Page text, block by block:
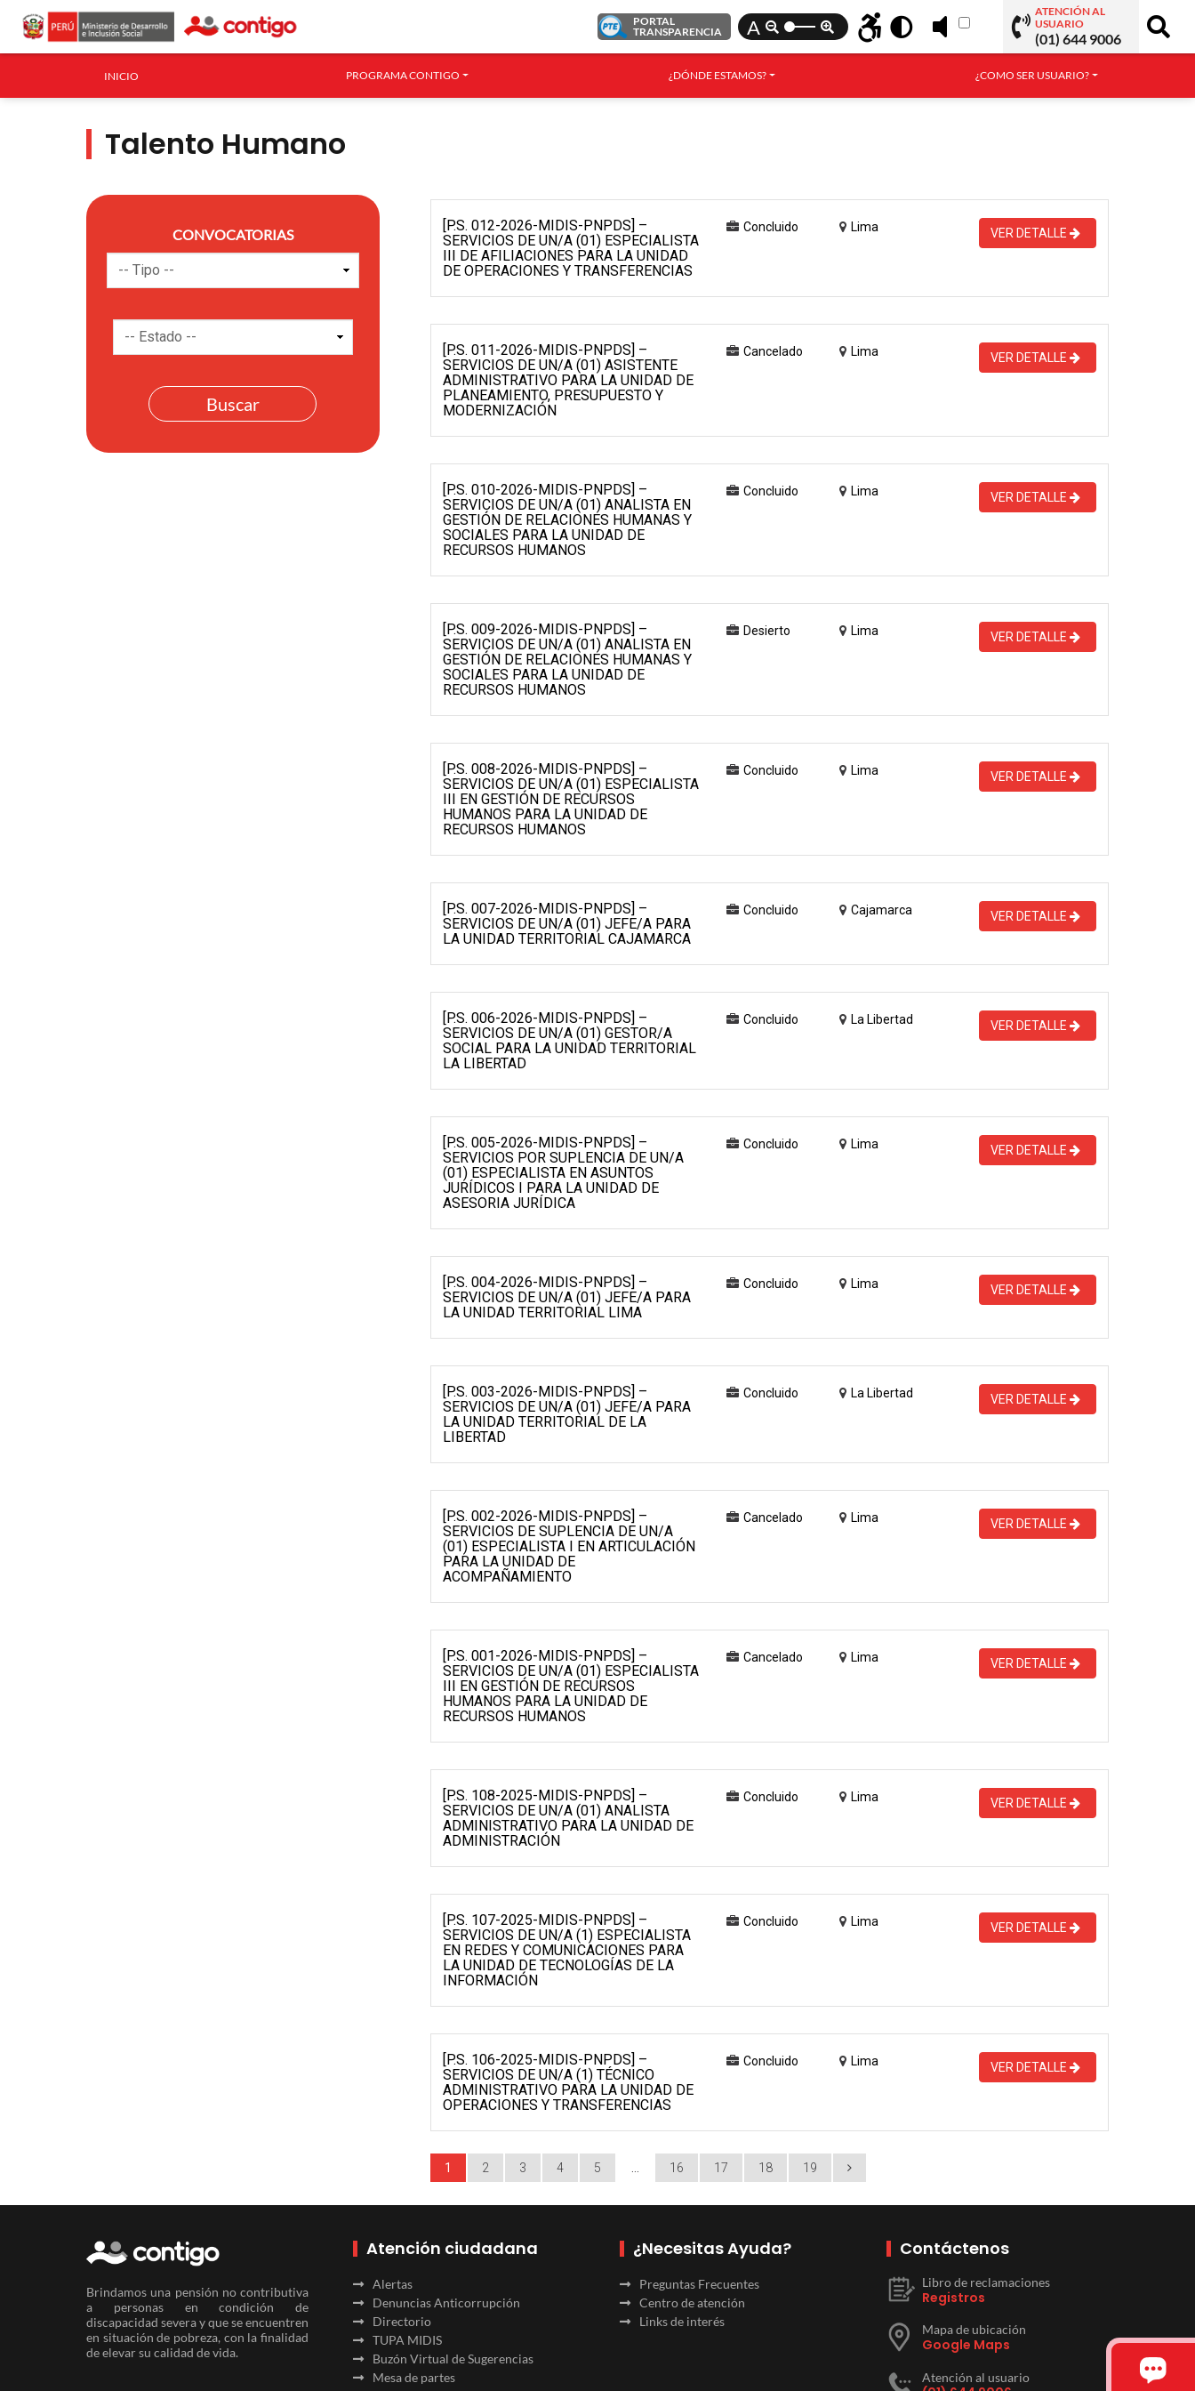
PORTAL
TRANSPARENCIA
A
ATENCIÓN AL
USUARIO
(01) 644 9006
INICIO PROGRAMA CONTIGO ¿DÓNDE ESTAMOS? ¿COMO SER USUARIO?
Talento Humano
CONVOCATORIAS
[P.S. 012-2026-MIDIS-PNPDS] –
SERVICIOS DE UN/A (01) ESPECIALISTA
III DE AFILIACIONES PARA LA UNIDAD
DE OPERACIONES Y TRANSFERENCIAS
Concluido Lima VER DETALLE
[P.S. 011-2026-MIDIS-PNPDS] –
SERVICIOS DE UN/A (01) ASISTENTE
ADMINISTRATIVO PARA LA UNIDAD DE
PLANEAMIENTO, PRESUPUESTO Y
MODERNIZACIÓN
Cancelado Lima VER DETALLE
[P.S. 010-2026-MIDIS-PNPDS] –
SERVICIOS DE UN/A (01) ANALISTA EN
GESTIÓN DE RELACIONES HUMANAS Y
SOCIALES PARA LA UNIDAD DE
RECURSOS HUMANOS
Concluido Lima VER DETALLE
[P.S. 009-2026-MIDIS-PNPDS] –
SERVICIOS DE UN/A (01) ANALISTA EN
GESTIÓN DE RELACIONES HUMANAS Y
SOCIALES PARA LA UNIDAD DE
RECURSOS HUMANOS
Desierto Lima VER DETALLE
[P.S. 008-2026-MIDIS-PNPDS] –
SERVICIOS DE UN/A (01) ESPECIALISTA
III EN GESTIÓN DE RECURSOS
HUMANOS PARA LA UNIDAD DE
RECURSOS HUMANOS
Concluido Lima VER DETALLE
[P.S. 007-2026-MIDIS-PNPDS] –
SERVICIOS DE UN/A (01) JEFE/A PARA
LA UNIDAD TERRITORIAL CAJAMARCA
Concluido Cajamarca VER DETALLE
[P.S. 006-2026-MIDIS-PNPDS] –
SERVICIOS DE UN/A (01) GESTOR/A
SOCIAL PARA LA UNIDAD TERRITORIAL
LA LIBERTAD
Concluido La Libertad VER DETALLE
[P.S. 005-2026-MIDIS-PNPDS] –
SERVICIOS POR SUPLENCIA DE UN/A
(01) ESPECIALISTA EN ASUNTOS
JURÍDICOS I PARA LA UNIDAD DE
ASESORIA JURÍDICA
Concluido Lima VER DETALLE
[P.S. 004-2026-MIDIS-PNPDS] –
SERVICIOS DE UN/A (01) JEFE/A PARA
LA UNIDAD TERRITORIAL LIMA
Concluido Lima VER DETALLE
[P.S. 003-2026-MIDIS-PNPDS] –
SERVICIOS DE UN/A (01) JEFE/A PARA
LA UNIDAD TERRITORIAL DE LA
LIBERTAD
Concluido La Libertad VER DETALLE
[P.S. 002-2026-MIDIS-PNPDS] –
SERVICIOS DE SUPLENCIA DE UN/A
(01) ESPECIALISTA I EN ARTICULACIÓN
PARA LA UNIDAD DE
ACOMPAÑAMIENTO
Cancelado Lima VER DETALLE
[P.S. 001-2026-MIDIS-PNPDS] –
SERVICIOS DE UN/A (01) ESPECIALISTA
III EN GESTIÓN DE RECURSOS
HUMANOS PARA LA UNIDAD DE
RECURSOS HUMANOS
Cancelado Lima VER DETALLE
[P.S. 108-2025-MIDIS-PNPDS] –
SERVICIOS DE UN/A (01) ANALISTA
ADMINISTRATIVO PARA LA UNIDAD DE
ADMINISTRACIÓN
Concluido Lima VER DETALLE
[P.S. 107-2025-MIDIS-PNPDS] –
SERVICIOS DE UN/A (1) ESPECIALISTA
EN REDES Y COMUNICACIONES PARA
LA UNIDAD DE TECNOLOGÍAS DE LA
INFORMACIÓN
Concluido Lima VER DETALLE
[P.S. 106-2025-MIDIS-PNPDS] –
SERVICIOS DE UN/A (1) TÉCNICO
ADMINISTRATIVO PARA LA UNIDAD DE
OPERACIONES Y TRANSFERENCIAS
Concluido Lima VER DETALLE
1 2 3 4 5 16 17 18 19
Brindamos una pensión no contributiva
a personas en condición de
discapacidad severa y que se encuentren
en situación de pobreza, con la finalidad
de elevar su calidad de vida.
Atención ciudadana
Alertas
Denuncias Anticorrupción
Directorio
TUPA MIDIS
Buzón Virtual de Sugerencias
Mesa de partes
¿Necesitas Ayuda?
Preguntas Frecuentes
Centro de atención
Links de interés
Contáctenos
Libro de reclamaciones
Registros
Mapa de ubicación
Google Maps
Atención al usuario